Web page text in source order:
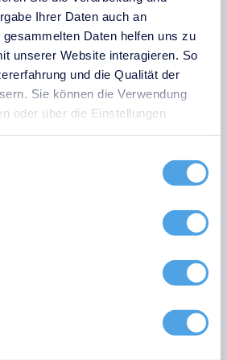
Ihrer Daten auch an
Daten helfen uns zu
unserer Website interagieren. So
und die Qualität der
Sie können die Verwendung
oder über die Einstellungen
Werte für alle kritischen
können geeignete
und Wiederherstellung von
geplant werden. So lässt sich der
gezielt minimieren und die
strukturiert
beginnt mit
Genau hier liegt die Stärke
Management Database
bildet sämtliche Komponenten